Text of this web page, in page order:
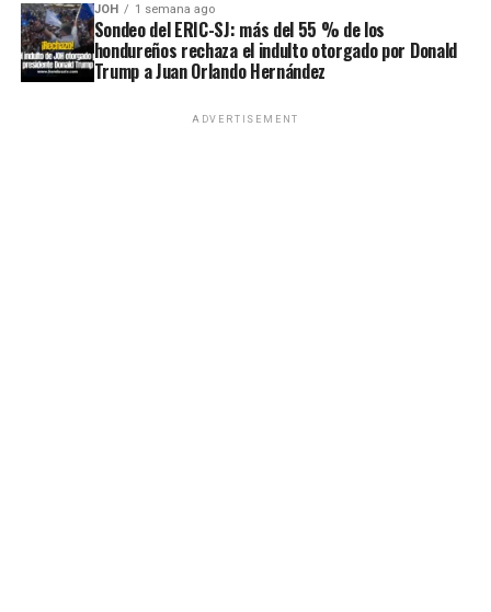
JOH 1 semana ago
Sondeo del ERIC-SJ: más del 55 % de los
hondureños rechaza el indulto otorgado por Donald
Trump a Juan Orlando Hernández
ADVERTISEMENT